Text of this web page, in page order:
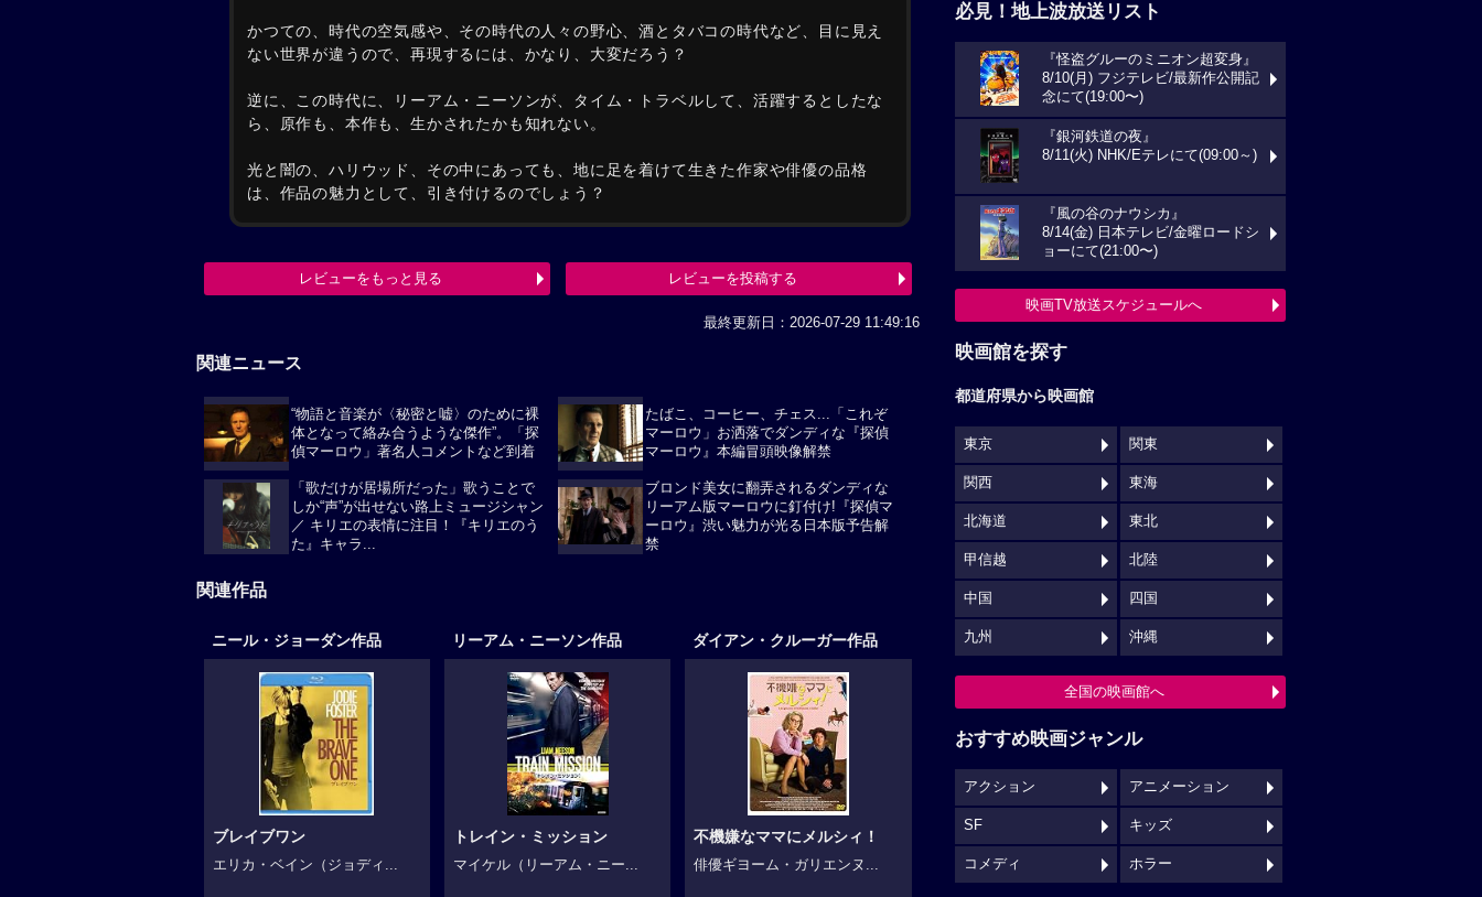
かつての、時代の空気感や、その時代の人々の野心、酒とタバコの時代など、目に見え
ない世界が違うので、再現するには、かなり、大変だろう？
逆に、この時代に、リーアム・ニーソンが、タイム・トラベルして、活躍するとしたな
ら、原作も、本作も、生かされたかも知れない。
光と闇の、ハリウッド、その中にあっても、地に足を着けて生きた作家や俳優の品格
は、作品の魅力として、引き付けるのでしょう？
レビューをもっと見る レビューを投稿する
最終更新日：2026-07-29 11:49:16
関連ニュース
“物語と音楽が〈秘密と嘘〉のために裸
体となって絡み合うような傑作”。「探
偵マーロウ」著名人コメントなど到着
たばこ、コーヒー、チェス...「これぞ
マーロウ」お洒落でダンディな『探偵
マーロウ』本編冒頭映像解禁
「歌だけが居場所だった」歌うことで
しか“声”が出せない路上ミュージシャン
／ キリエの表情に注目！『キリエのう
た』キャラ...
ブロンド美女に翻弄されるダンディな
リーアム版マーロウに釘付け!『探偵マ
ーロウ』渋い魅力が光る日本版予告解
禁
関連作品
ニール・ジョーダン作品
ブレイブワン
エリカ・ベイン（ジョディ...
リーアム・ニーソン作品
トレイン・ミッション
マイケル（リーアム・ニー...
ダイアン・クルーガー作品
不機嫌なママにメルシィ！
俳優ギヨーム・ガリエンヌ...
必見！地上波放送リスト
『怪盗グルーのミニオン超変身』
8/10(月) フジテレビ/最新作公開記
念にて(19:00〜)
『銀河鉄道の夜』
8/11(火) NHK/Eテレにて(09:00～)
『風の谷のナウシカ』
8/14(金) 日本テレビ/金曜ロードシ
ョーにて(21:00〜)
映画TV放送スケジュールへ
映画館を探す
都道府県から映画館
東京 関東
関西 東海
北海道 東北
甲信越 北陸
中国 四国
九州 沖縄
全国の映画館へ
おすすめ映画ジャンル
アクション アニメーション
SF キッズ
コメディ ホラー